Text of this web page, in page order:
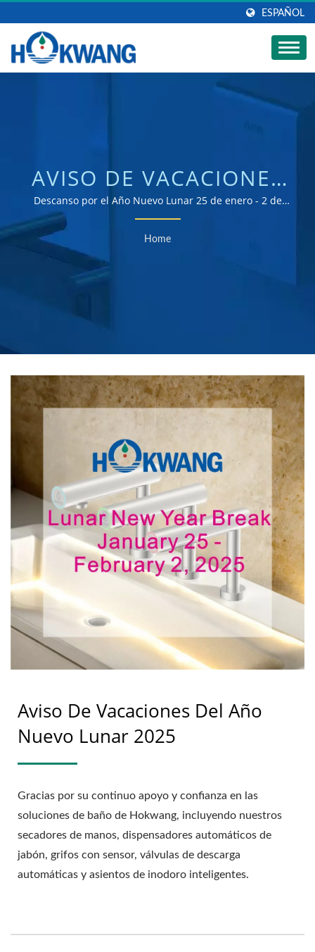
ESPAÑOL
AVISO DE VACACIONES
DEL AÑO NUEVO
LUNAR 2025 |
FABRICANTE DE
ASIENTOS DE INODORO
CALENTADOS CON
CONTROL REMOTO |
HOKWANG
Descanso por el Año Nuevo Lunar 25 de enero - 2 de
febrero | fabricante de secadores de manos y
dispensadores de jabón certificado ISO 9001 y 14001
Home
Aviso De Vacaciones Del Año
Nuevo Lunar 2025
Gracias por su continuo apoyo y confianza en las
soluciones de baño de Hokwang, incluyendo nuestros
secadores de manos, dispensadores automáticos de
jabón, grifos con sensor, válvulas de descarga
automáticas y asientos de inodoro inteligentes.